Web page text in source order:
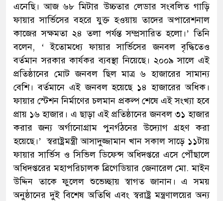
এনেছি। আজ ৬৮ মিটার উচ্চতার লেডার সংবলিত গাড়ি
ফায়ার সার্ভিসের বহরে যুক্ত হওয়ায় তাদের অপারেশনাল
কাজের সক্ষমতা ২৪ তলা পর্যন্ত সম্প্রসারিত হলো।’ তিনি
বলেন, ‘ ইতোমধ্যে ফায়ার সার্ভিসের জনবল বৃদ্ধিতেও
বর্তমান সরকার কার্যকর ব্যবস্থা নিয়েছে। ২০০৯ সালে এই
প্রতিষ্ঠানের মোট জনবল ছিল মাত্র ৬ হাজারের সামান্য
বেশি। বর্তমানে এই জনবল হয়েছে ১৪ হাজারের অধিক।
ফায়ার স্টেশন নির্মাণের চলমান প্রকল্প শেষে এই সংখ্যা হবে
প্রায় ১৬ হাজার। এ ছাড়া এই প্রতিষ্ঠানের জনবল ৩১ হাজার
করার জন্য অর্গানোগ্রাম পুনর্গঠনের উদ্যোগ গ্রহণ করা
হয়েছে।’ স্বরাষ্ট্রমন্ত্রী আসাদুজ্জামান খান সকাল সাড়ে ১১টায়
ফায়ার সার্ভিস ও সিভিল ডিফেন্স অধিদপ্তরে এসে পৌঁছালে
অধিদপ্তরের মহাপরিচালক ব্রিগেডিয়ার জেনারেল মো. মাইন
উদ্দিন তাকে ফুলেল শুভেচ্ছায় স্বাগত জানান। এ সময়
অনুষ্ঠানের দুই বিশেষ অতিথি এবং স্বরাষ্ট্র মন্ত্রণালয়ের অন্য